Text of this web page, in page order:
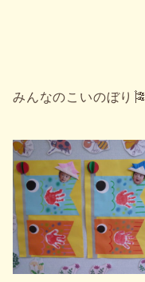
みんなのこいのぼり🎏